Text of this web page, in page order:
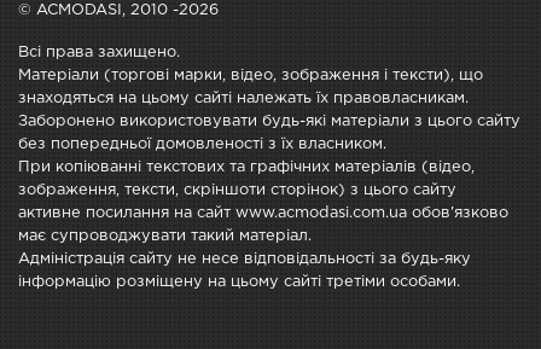
© ACMODASI, 2010 -2026
Всі права захищено.
Матеріали (торгові марки, відео, зображення і тексти), що
знаходяться на цьому сайті належать їх правовласникам.
Заборонено використовувати будь-які матеріали з цього сайту
без попередньої домовленості з їх власником.
При копіюванні текстових та графічних матеріалів (відео,
зображення, тексти, скріншоти сторінок) з цього сайту
активне посилання на сайт www.acmodasi.com.ua обов'язково
має супроводжувати такий матеріал.
Адміністрація сайту не несе відповідальності за будь-яку
інформацію розміщену на цьому сайті третіми особами.